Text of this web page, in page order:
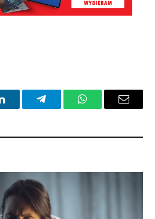
LinkedInTelegramWhatsAppEmail